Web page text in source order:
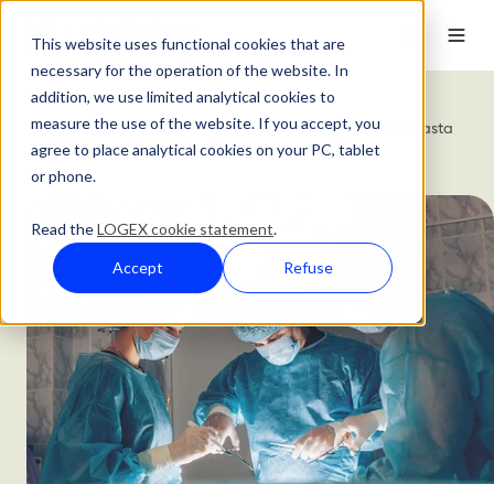
This website uses functional cookies that are
necessary for the operation of the website. In
addition, we use limited analytical cookies to
measure the use of the website. If you accept, you
agree to place analytical cookies on your PC, tablet
or phone.
Read theLOGEX cookie statement.
Accept Refuse
Customer Stories
Lonkkamurtumien hoidon parantaminen:oppimista
datasta
jatoisiltamme